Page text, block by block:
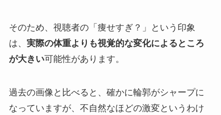
そのため、視聴者の「痩せすぎ？」という印象
は、 実際の体重よりも視覚的な変化によるところ
が大きい可能性があります。
過去の画像と比べると、確かに輪郭がシャープに
なっていますが、不自然なほどの激変というわけ